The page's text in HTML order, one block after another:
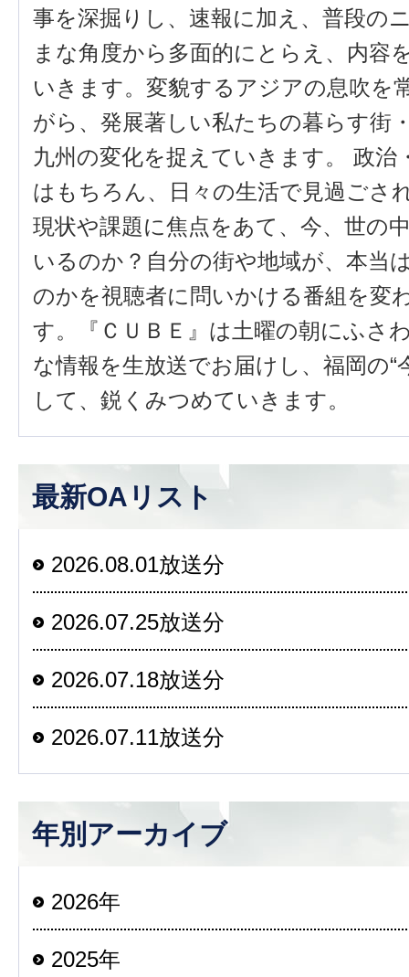
事を深掘りし、速報に加え、普段の
まな角度から多面的にとらえ、内容
いきます。変貌するアジアの息吹を
がら、発展著しい私たちの暮らす街
九州の変化を捉えていきます。 政治
はもちろん、日々の生活で見過ごさ
現状や課題に焦点をあて、今、世の
いるのか？自分の街や地域が、本当
のかを視聴者に問いかける番組を変
す。『ＣＵＢＥ』は土曜の朝にふさ
な情報を生放送でお届けし、福岡の“
して、鋭くみつめていきます。
最新OAリスト
2026.08.01放送分
2026.07.25放送分
2026.07.18放送分
2026.07.11放送分
年別アーカイブ
2026年
2025年